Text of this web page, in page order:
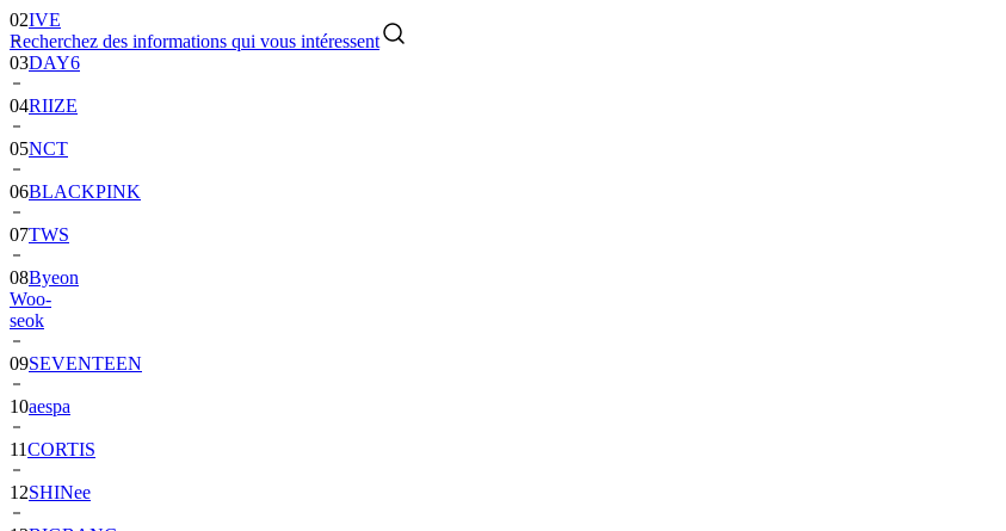
Recherchez des informations qui vous intéressent
02IVE
03DAY6
04RIIZE
05NCT
06BLACKPINK
07TWS
08Byeon
Woo-
seok
09SEVENTEEN
10aespa
11CORTIS
12SHINee